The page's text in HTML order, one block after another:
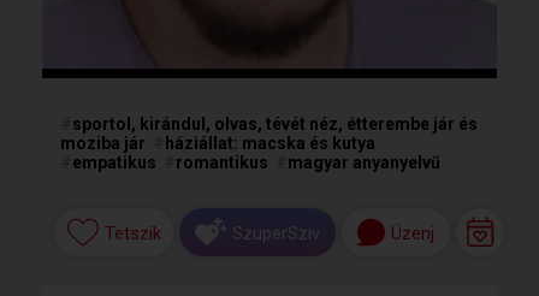
sportol, kirándul, olvas, tévét néz, étterembe jár és
moziba jár
háziállat: macska és kutya
empatikus romantikus magyar anyanyelvű
Tetszik SzuperSzív Üzenj